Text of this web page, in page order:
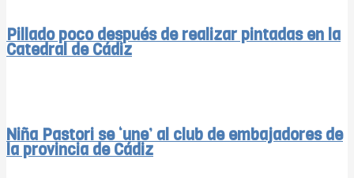
Pillado poco después de realizar pintadas en la
Catedral de Cádiz
Niña Pastori se ‘une’ al club de embajadores de
la provincia de Cádiz